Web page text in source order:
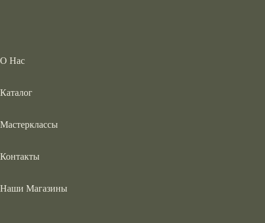
О Нас
Каталог
Мастерклассы
Контакты
Наши Магазины